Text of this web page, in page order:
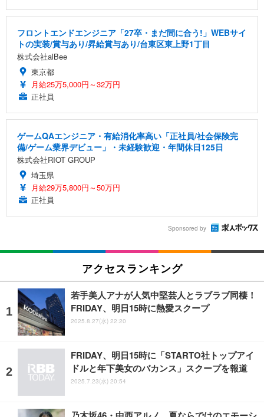
フロントエンドエンジニア「27卒・まだ間に合う!」WEBサイ
トの実装/賞与あり/昇給賞与あり/台東区東上野1丁目
株式会社alBee
東京都
月給25万5,000円～32万円
正社員
ゲームQAエンジニア・有給消化率高い「正社員/社会保険完
備/ゲーム業界デビュー」・未経験歓迎・年間休日125日
株式会社RIOT GROUP
埼玉県
月給29万5,800円～50万円
正社員
Sponsored by
アクセスランキング
若手美人アナが人気中堅芸人とラブラブ同棲！
FRIDAY、明日15時に熱愛スクープ
2025.8.27(水) 22:20
FRIDAY、明日15時に「STARTO社トップアイ
ドルと年下美女のバカンス」スクープを報道
2025.7.23(水) 20:54
乃木坂46・中西アルノ、夏ならではのエモーシ